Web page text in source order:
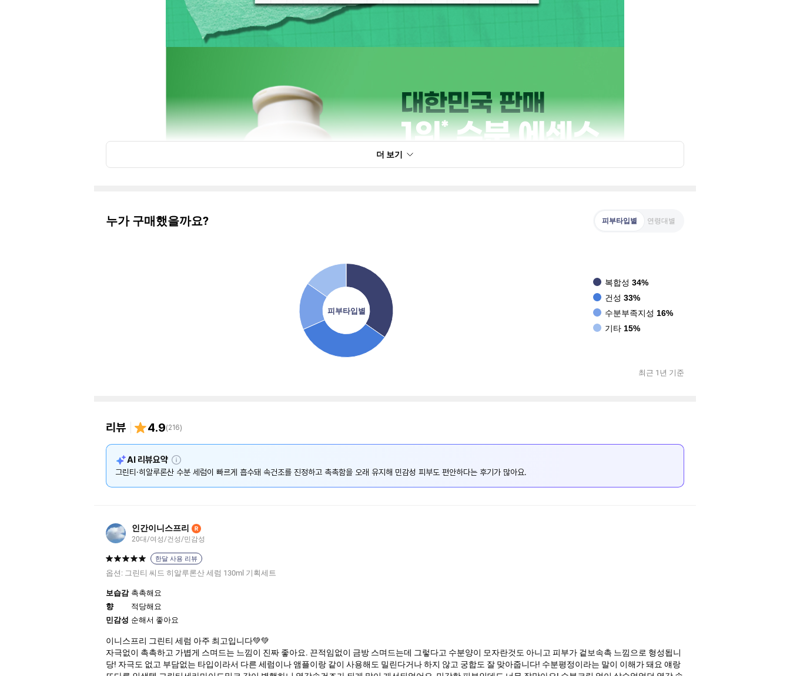
더 보기
누가 구매했을까요? 피부타입별 연령대별
피부타입별
복합성 34%
건성 33%
수분부족지성 16%
기타 15%
최근 1년 기준
리뷰 4.9(216)
AI 리뷰요약 설
명
그린티·히알루론산 수분 세럼이 빠르게 흡수돼 속건조를 진정하고 촉촉함을 오래 유지해 민감성 피부도 편안하다는 후기가 많아요.
인간이니스프리 R
20대/여성/건성/민감성
한달 사용 리뷰
옵션: 그린티 씨드 히알루론산 세럼 130ml 기획세트
보습감 촉촉해요
향
적당해요
민감성 순해서 좋아요
이니스프리 그린티 세럼 아주 최고입니다💚💚
자극없이 촉촉하고 가볍게 스며드는 느낌이 진짜 좋아요. 끈적임없이 금방 스며드는데 그렇다고 수분양이 모자란것도 아니고 피부가 겉보속촉 느낌으로 형성됩니
당! 자극도 없고 부담없는 타입이라서 다른 세럼이나 앰플이랑 같이 사용해도 밀린다거나 하지 않고 궁합도 잘 맞아줍니다! 수분평정이라는 말이 이해가 돼요 얘랑